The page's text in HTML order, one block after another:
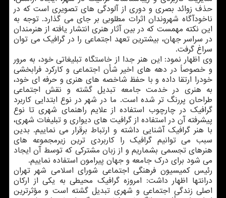
حذف زوائد بصری و دوری از آلودگی های تصویری است كه در
ناخودآگاه شهروندان اثرات مطلوبی بر جای می گذارد. توجه به
این نكته مهمست كه در بین آثار هنری انتشار یافته از هنرمندان
در سراسر جهان، بیشترین تعهد اجتماعی را در گرافیك می توان
سراغ گرفت.
وی اظهار نمود: این هنر جدا از خاستگاه تبلیغاتی خود، به مرور
و خصوصاً در دهه های اخیر شأن اجتماعی و كاركرد فرابخشی
خودرا ارتقا داده و با حفظ شاخصه های هنری و حرفه ای خود،
به هنری در خدمت جامعه تبدیل گشته و نقش اجتماعی
طراحان پررنگ تر شده است. ما در شهر در نوع ابتدایی كاربرد
گرافیك در چارچوب استفاده از علایم راهنمای شهری تا نوع
پیشرفته آن در استفاده از گرافیت های دیواری و تبلیغات شهری،
با هنر گرافیك آشنایی داشته و ارتباط برقرار می نماییم. بدین
سبب می توانیم گرافیك را كاربردی ترین زیرمجموعه های
هنرهای تجسمی بشماریم و از زبان مشتركی كه توسط آن ایجاد
می شود برای درك جامعه و جهان پیرامون استفاده نماییم.
رئیس كمیسیون فرهنگی اجتماعی شورای اسلامی شهر تهران
درانتها اظهار داشت: امروزه گرافیك محیطی به یكی از اركان
اصلی زندگی اجتماعی و شهری تبدیل گشته است و مؤثرترین